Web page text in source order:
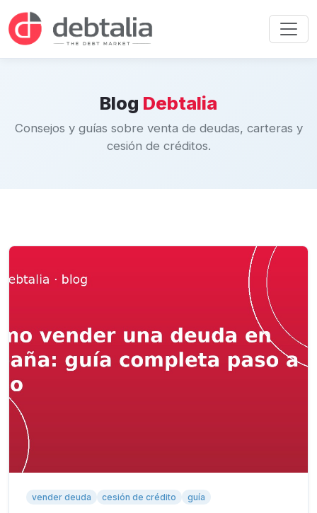
Blog Debtalia
Consejos y guías sobre venta de deudas, carteras y
cesión de créditos.
vender deuda cesión de crédito guía